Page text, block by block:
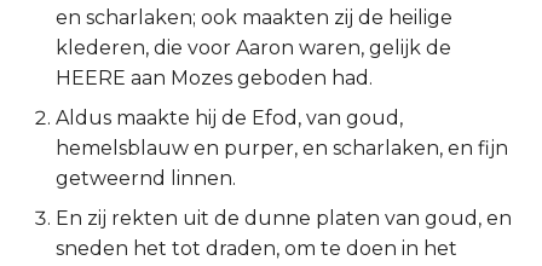
Johannes
Handelingen
Romeinen
1 Korinthe
2 Korinthe
en scharlaken; ook maakten zij de heilige
klederen, die voor Aaron waren, gelijk de
HEERE aan Mozes geboden had.
Aldus maakte hij de Efod, van goud,
hemelsblauw en purper, en scharlaken, en fijn
getweernd linnen.
En zij rekten uit de dunne platen van goud, en
sneden het tot draden, om te doen in het